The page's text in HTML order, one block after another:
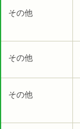
その他
その他
その他